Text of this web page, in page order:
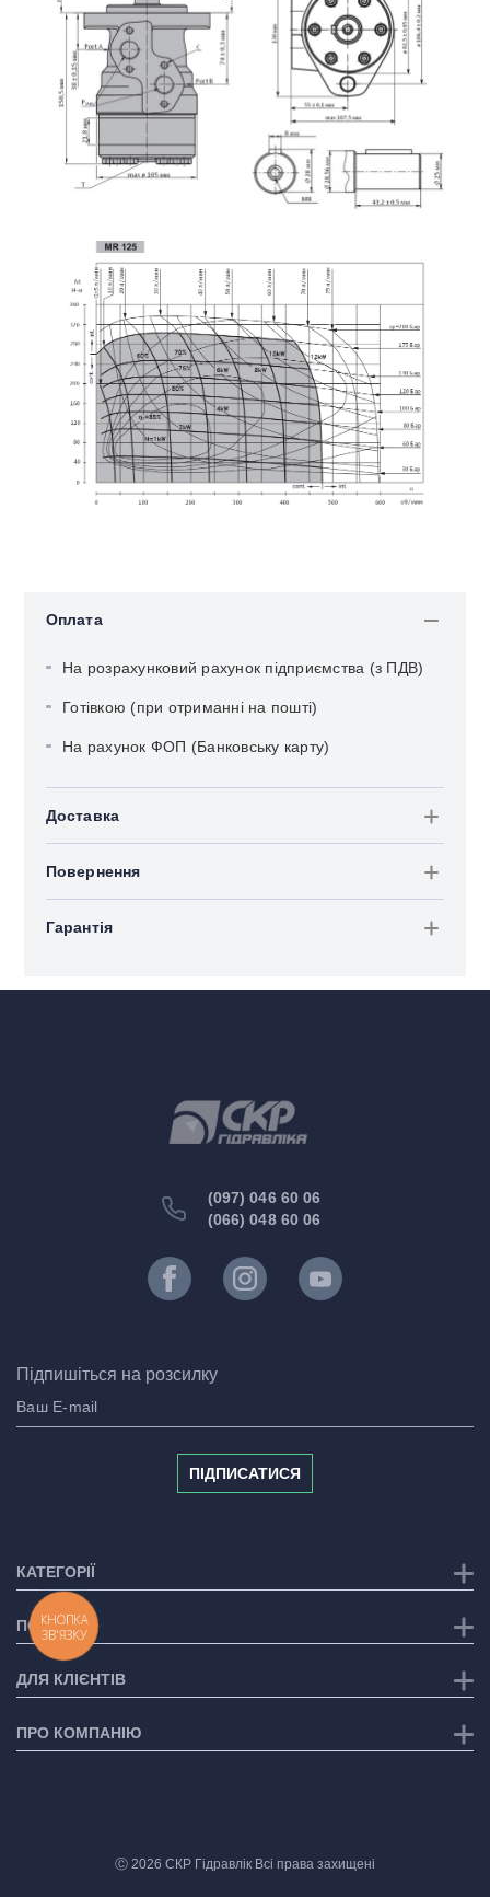
Оплата
На розрахунковий рахунок підприємства (з ПДВ)
Готівкою (при отриманні на пошті)
На рахунок ФОП (Банковську карту)
Доставка
Повернення
Гарантія
(097) 046 60 06
(066) 048 60 06
Підпишіться на розсилку
ПІДПИСАТИСЯ
КАТЕГОРІЇ
ПОСЛУГИ
ДЛЯ КЛІЄНТІВ
ПРО КОМПАНІЮ
Ⓒ 2026 СКР Гідравлік Всі права захищені
КНОПКА
ЗВ'ЯЗКУ